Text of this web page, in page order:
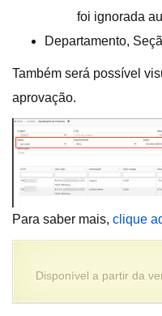
foi ignorada
Departamento,
Também será possível
aprovação.
Para saber mais, clique
Disponível a partir da